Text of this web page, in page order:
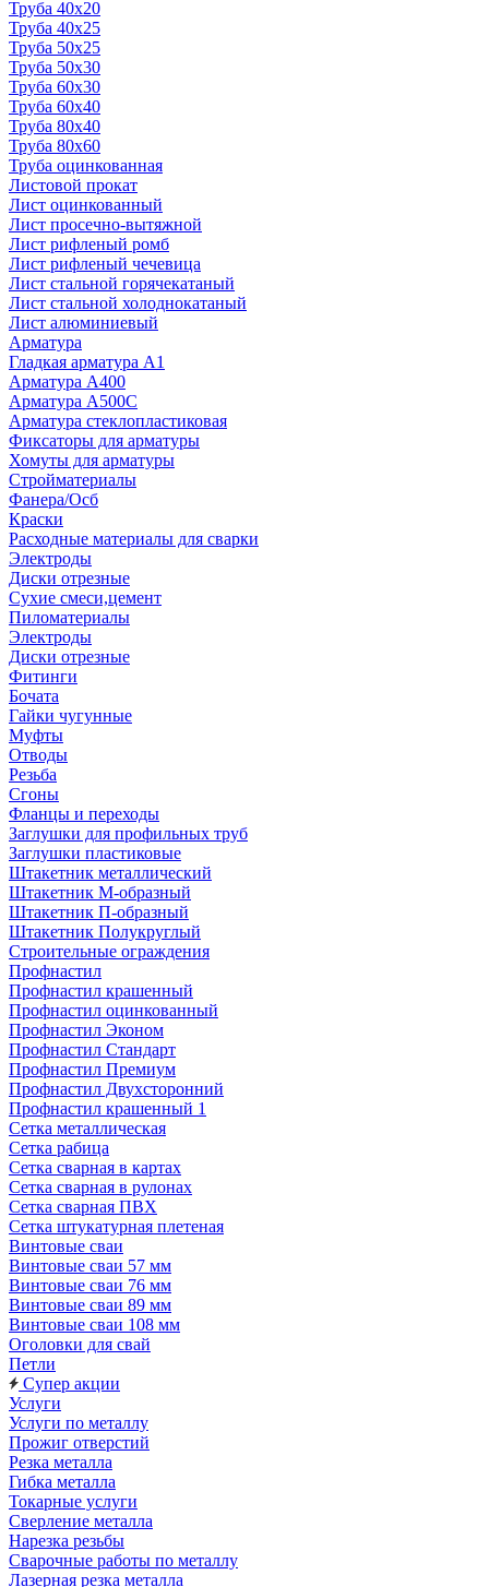
Труба 40x20
Труба 40x25
Труба 50x25
Труба 50x30
Труба 60x30
Труба 60x40
Труба 80x40
Труба 80x60
Труба оцинкованная
Листовой прокат
Лист оцинкованный
Лист просечно-вытяжной
Лист рифленый ромб
Лист рифленый чечевица
Лист стальной горячекатаный
Лист стальной холоднокатаный
Лист алюминиевый
Арматура
Гладкая арматура А1
Арматура А400
Арматура A500C
Арматура стеклопластиковая
Фиксаторы для арматуры
Хомуты для арматуры
Стройматериалы
Фанера/Осб
Краски
Расходные материалы для сварки
Электроды
Диски отрезные
Сухие смеси,цемент
Пиломатериалы
Электроды
Диски отрезные
Фитинги
Бочата
Гайки чугунные
Муфты
Отводы
Резьба
Сгоны
Фланцы и переходы
Заглушки для профильных труб
Заглушки пластиковые
Штакетник металлический
Штакетник М-образный
Штакетник П-образный
Штакетник Полукруглый
Строительные ограждения
Профнастил
Профнастил крашенный
Профнастил оцинкованный
Профнастил Эконом
Профнастил Стандарт
Профнастил Премиум
Профнастил Двухсторонний
Профнастил крашенный 1
Сетка металлическая
Сетка рабица
Сетка сварная в картах
Сетка сварная в рулонах
Сетка сварная ПВХ
Сетка штукатурная плетеная
Винтовые сваи
Винтовые сваи 57 мм
Винтовые сваи 76 мм
Винтовые сваи 89 мм
Винтовые сваи 108 мм
Оголовки для свай
Петли
Супер акции
Услуги
Услуги по металлу
Прожиг отверстий
Резка металла
Гибка металла
Токарные услуги
Сверление металла
Нарезка резьбы
Сварочные работы по металлу
Лазерная резка металла